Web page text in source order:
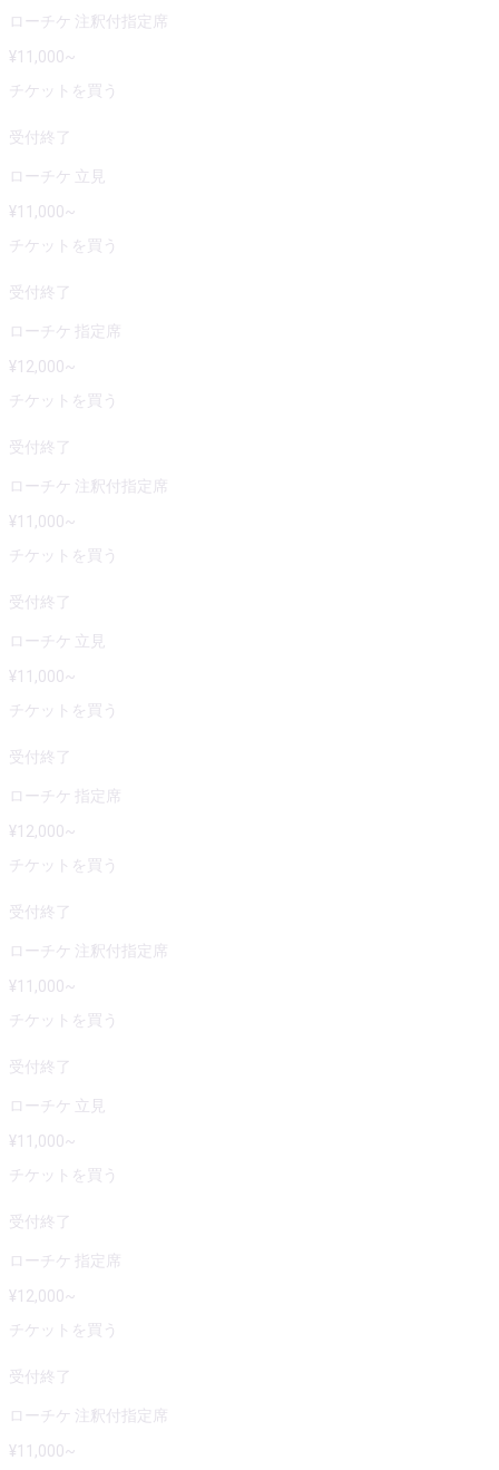
ローチケ 注釈付指定席
¥11,000~
チケットを買う
受付終了
ローチケ 立見
¥11,000~
チケットを買う
受付終了
ローチケ 指定席
¥12,000~
チケットを買う
受付終了
ローチケ 注釈付指定席
¥11,000~
チケットを買う
受付終了
ローチケ 立見
¥11,000~
チケットを買う
受付終了
ローチケ 指定席
¥12,000~
チケットを買う
受付終了
ローチケ 注釈付指定席
¥11,000~
チケットを買う
受付終了
ローチケ 立見
¥11,000~
チケットを買う
受付終了
ローチケ 指定席
¥12,000~
チケットを買う
受付終了
ローチケ 注釈付指定席
¥11,000~